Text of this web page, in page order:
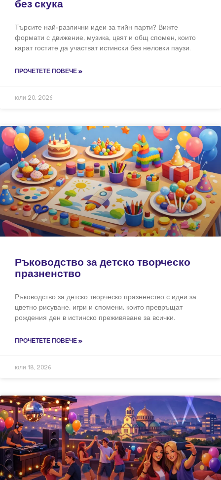
без скука
Търсите най-различни идеи за тийн парти? Вижте
формати с движение, музика, цвят и общ спомен, които
карат гостите да участват истински без неловки паузи.
ПРОЧЕТЕТЕ ПОВЕЧЕ »
юли 20, 2026
Ръководство за детско творческо
празненство
Ръководство за детско творческо празненство с идеи за
цветно рисуване, игри и спомени, които превръщат
рождения ден в истинско преживяване за всички.
ПРОЧЕТЕТЕ ПОВЕЧЕ »
юли 18, 2026